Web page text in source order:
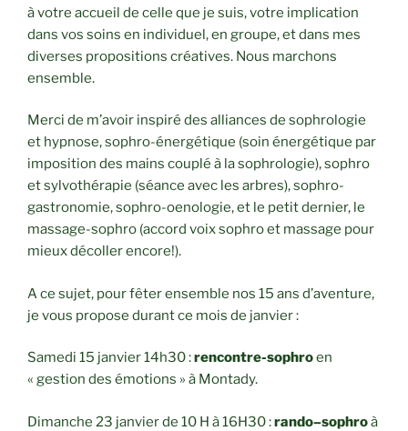
à votre accueil de celle que je suis, votre implication
dans vos soins en individuel, en groupe, et dans mes
diverses propositions créatives. Nous marchons
ensemble.
Merci de m’avoir inspiré des alliances de sophrologie
et hypnose, sophro-énergétique (soin énergétique par
imposition des mains couplé à la sophrologie), sophro
et sylvothérapie (séance avec les arbres), sophro-
gastronomie, sophro-oenologie, et le petit dernier, le
massage-sophro (accord voix sophro et massage pour
mieux décoller encore!).
A ce sujet, pour fêter ensemble nos 15 ans d’aventure,
je vous propose durant ce mois de janvier :
Samedi 15 janvier 14h30 :rencontre-sophroen
« gestion des émotions » à Montady.
Dimanche 23 janvier de 10 H à 16H30 :rando–sophroà